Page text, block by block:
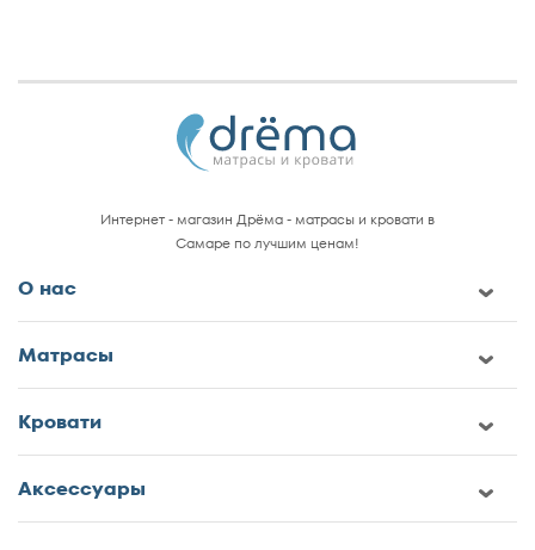
Интернет - магазин Дрёма - матрасы и кровати в
Самаре по лучшим ценам!
О нас
Матрасы
Кровати
Аксессуары